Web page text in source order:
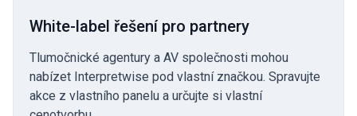
White-label řešení pro partnery
Tlumočnické agentury a AV společnosti mohou
nabízet Interpretwise pod vlastní značkou. Spravujte
akce z vlastního panelu a určujte si vlastní